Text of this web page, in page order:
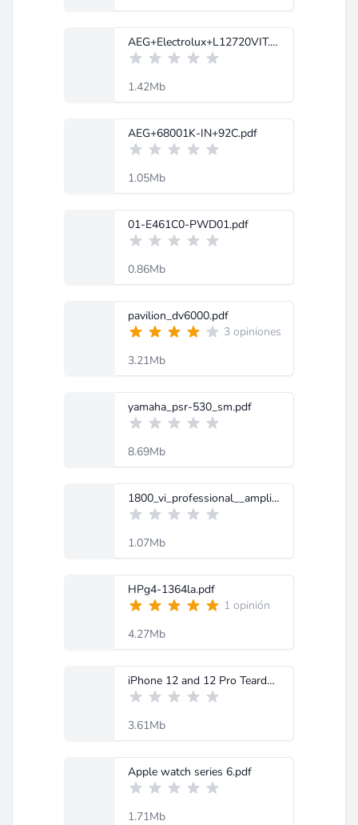
AEG+Electrolux+L12720VIT.pdf
1.42Mb
AEG+68001K-IN+92C.pdf
1.05Mb
01-E461C0-PWD01.pdf
0.86Mb
pavilion_dv6000.pdf
3 opiniones
3.21Mb
yamaha_psr-530_sm.pdf
8.69Mb
1800_vi_professional__amplifier__service_manual_619.pdf
1.07Mb
HPg4-1364la.pdf
1 opinión
4.27Mb
iPhone 12 and 12 Pro Teardown.pdf
3.61Mb
Apple watch series 6.pdf
1.71Mb